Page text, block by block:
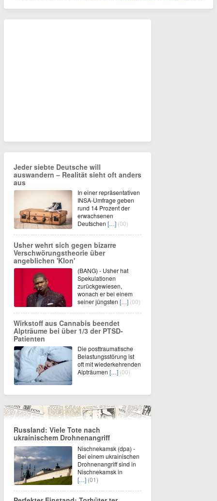
Jeder siebte Deutsche will
auswandern – Realität sieht oft anders
aus
In einer repräsentativen
INSA-Umfrage geben
rund 14 Prozent der
erwachsenen
Deutschen […] (00)
Usher wehrt sich gegen bizarre
Verschwörungstheorie über
angeblichen 'Klon'
(BANG) - Usher hat
Spekulationen
zurückgewiesen,
wonach er bei einem
seiner jüngsten […] (00)
Wirkstoff aus Cannabis beendet
Alpträume bei über 1/3 der PTSD-
Patienten
Die posttraumatische
Belastungsstörung ist
oft mit wiederkehrenden
Alpträumen […] (00)
Russland: Viele Tote nach
ukrainischem Drohnenangriff
Nischnekamsk (dpa) -
Bei einem ukrainischen
Drohnenangriff sind in
Nischnekamsk in
[…] (01)